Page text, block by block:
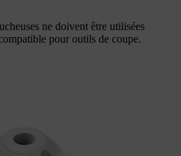
ne doivent être utilisées
pour outils de coupe.